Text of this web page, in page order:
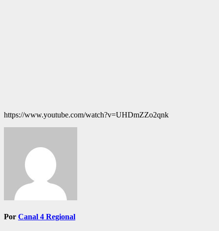
https://www.youtube.com/watch?v=UHDmZZo2qnk
entradas
Por Canal 4 Regional